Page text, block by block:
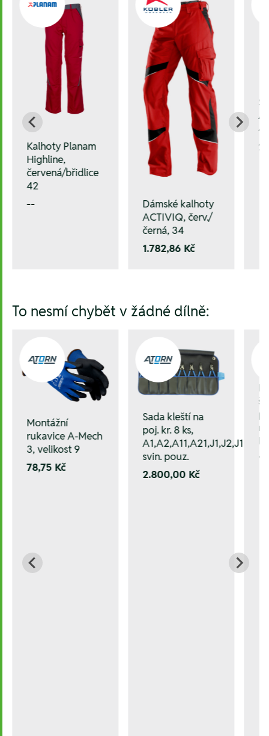
Kalhoty Planam
Highline,
červená/břidlice
42
--
Dámské kalhoty
ACTIVIQ, červ./
černá, 34
1.782,86 Kč
To nesmí chybět v žádné dílně:
Montážní
rukavice A-Mech
3, velikost 9
78,75 Kč
Sada kleští na
poj. kr. 8 ks,
A1,A2,A11,A21,J1,J2,J11,J21,
svin. pouz.
2.800,00 Kč